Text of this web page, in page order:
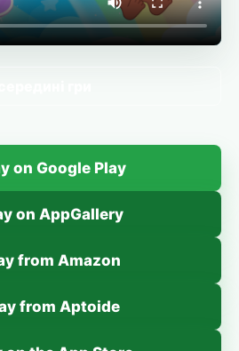
on Google Play
on AppGallery
from Amazon
from Aptoide